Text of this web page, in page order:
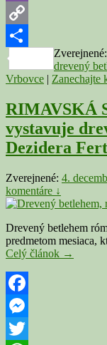
Viber
Copy
Link
Share
Zverejnené:
drevený
Vrbovce | Zanechajte
RIMAVSKÁ
vystavuje
Dezidera
Zverejnené: 4.
komentáre ↓
Drevený betlehem
predmetom mesiaca,
Celý článok →
Facebook
Messenger